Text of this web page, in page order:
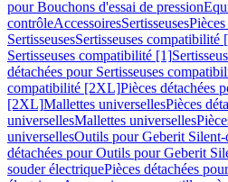
pour Bouchons d'essai de pression
contrôleAccessoiresSertisseuses
SertisseusesSertisseuses compatibilité
Sertisseuses compatibilité [1]
détachées pour Sertisseuses
compatibilité [2XL]Pièces détachées
[2XL]Mallettes universellesPièces
universellesMallettes universelles
universellesOutils pour Geberit
détachées pour Outils pour Geberit
souder électriquePièces détachées